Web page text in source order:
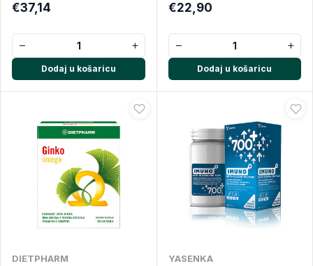
€37,14
− +
Dodaj u košaricu
€22,90
− +
Dodaj u košaricu
DIETPHARM YASENKA